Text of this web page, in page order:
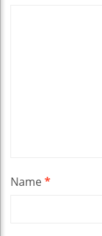
Name*